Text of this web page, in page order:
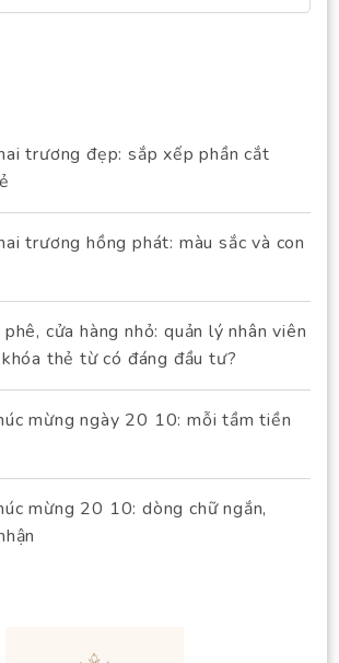
trương đẹp: sắp xếp phần cắt
trương hồng phát: màu sắc và con
cửa hàng nhỏ: quản lý nhân viên
thẻ từ có đáng đầu tư?
mừng ngày 20 10: mỗi tầm tiền
mừng 20 10: dòng chữ ngắn,